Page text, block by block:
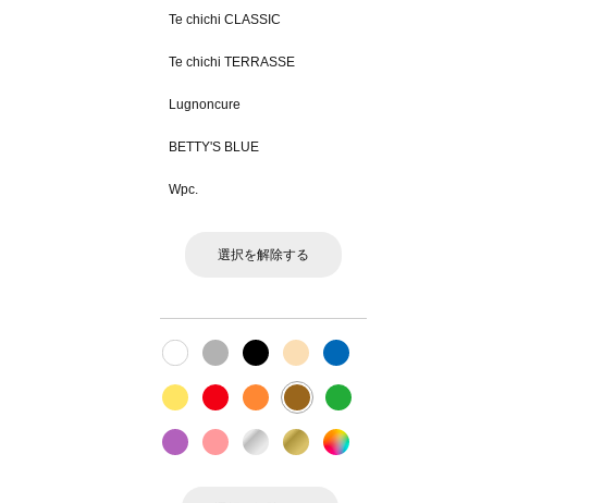
Te chichi CLASSIC
Te chichi TERRASSE
Lugnoncure
BETTY'S BLUE
Wpc.
選択を解除する